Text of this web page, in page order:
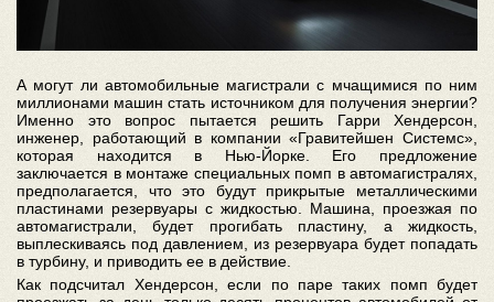
А могут ли автомобильные магистрали с мчащимися по ним
миллионами машин стать источником для получения энергии?
Именно это вопрос пытается решить Гарри Хендерсон,
инженер, работающий в компании «Гравитейшен Системс»,
которая находится в Нью-Йорке. Его предложение
заключается в монтаже специальных помп в автомагистралях,
предполагается, что это будут прикрытые металлическими
пластинами резервуары с жидкостью. Машина, проезжая по
автомагистрали, будет прогибать пластину, а жидкость,
выплескиваясь под давлением, из резервуара будет попадать
в турбину, и приводить ее в действие.
Как подсчитал Хендерсон, если по паре таких помп будет